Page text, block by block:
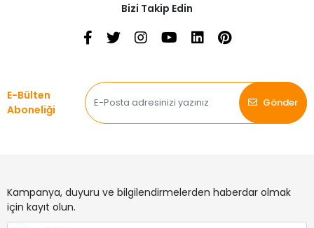
Bizi Takip Edin
E-Bülten
Aboneliği
Gönder
Kampanya, duyuru ve bilgilendirmelerden haberdar olmak
için kayıt olun.